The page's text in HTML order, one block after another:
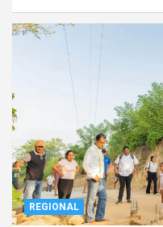
REGIONAL